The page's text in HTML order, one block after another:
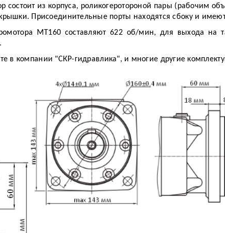
состоит из корпуса, роликогеротороной пары (рабочим
Присоединительные порты находятся сбоку и
МТ160 составляют 622 об/мин, для выхода на
в компании "СКР-гидравлика", и многие другие